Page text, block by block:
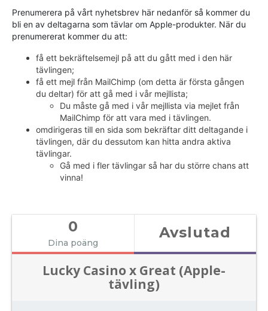
Prenumerera på vårt nyhetsbrev här nedanför så kommer du
bli en av deltagarna som tävlar om Apple-produkter. När du
prenumererat kommer du att:
få ett bekräftelsemejl på att du gått med i den här
tävlingen;
få ett mejl från MailChimp (om detta är första gången
du deltar) för att gå med i vår mejllista;
Du måste gå med i vår mejllista via mejlet från
MailChimp för att vara med i tävlingen.
omdirigeras till en sida som bekräftar ditt deltagande i
tävlingen, där du dessutom kan hitta andra aktiva
tävlingar.
Gå med i fler tävlingar så har du större chans att
vinna!